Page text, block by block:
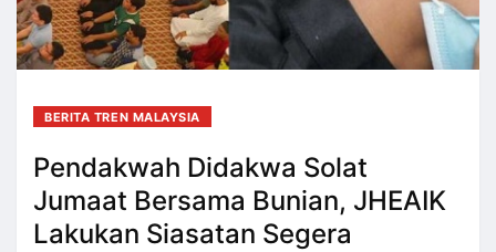
BERITA TREN MALAYSIA
Pendakwah Didakwa Solat
Jumaat Bersama Bunian, JHEAIK
Lakukan Siasatan Segera